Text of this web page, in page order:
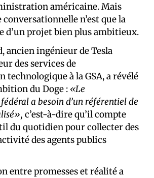
américaine. Mais
n’est que la
d’un projet bien plus ambitieux.
ancien ingénieur de Tesla
des services de
à la GSA, a révélé
du Doge : «Le
a besoin d’un référentiel de
c’est-à-dire qu’il compte
du quotidien pour collecter des
des agents publics
entre promesses et réalité a